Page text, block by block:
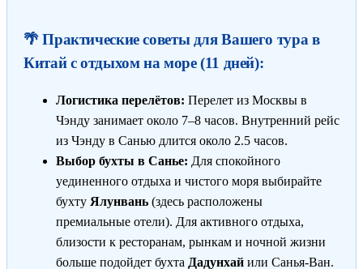
🌴 Практические советы для Вашего тура в
Китай с отдыхом на море (11 дней):
Логистика перелётов: Перелет из Москвы в
Чэнду занимает около 7–8 часов. Внутренний рейс
из Чэнду в Санью длится около 2.5 часов.
Выбор бухты в Санье: Для спокойного
уединенного отдыха и чистого моря выбирайте
бухту Ялунвань (здесь расположены
премиальные отели). Для активного отдыха,
близости к ресторанам, рынкам и ночной жизни
больше подойдет бухта Дадунхай или Санья-Ван.